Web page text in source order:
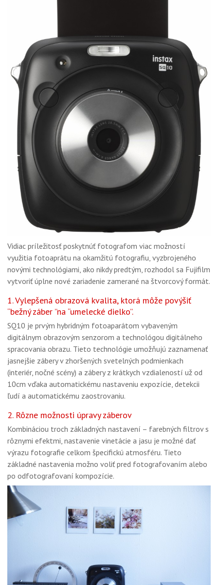
Vidiac príležitosť poskytnúť fotografom viac možností
využitia fotoaprátu na okamžitú fotografiu, vyzbrojeného
novými technológiami, ako nikdy predtým, rozhodol sa Fujifilm
vytvoriť úplne nové zariadenie zamerané na štvorcový formát.
1. Vylepšená obrazová kvalita, ktorá môže povýšiť
“bežný záber ”na “umelecké dielko”.
SQ10 je prvým hybridným fotoaparátom vybaveným
digitálnym obrazovým senzorom a technológou digitálneho
spracovania obrazu. Tieto technológie umožňujú zaznamenať
jasnejšie zábery v zhoršených svetelných podmienkach
(interiér, nočné scény) a zábery z krátkych vzdialeností už od
10cm vďaka automatickému nastaveniu expozície, detekcii
ľudí a automatickému zaostrovaniu.
2. Rôzne možnosti úpravy záberov
Kombináciou troch základných nastavení – farebných filtrov s
rôznymi efektmi, nastavenie vinetácie a jasu je možné dať
výrazu fotografie celkom špecifickú atmosféru. Tieto
základné nastavenia možno voliť pred fotografovaním alebo
po odfotografovaní kompozície.